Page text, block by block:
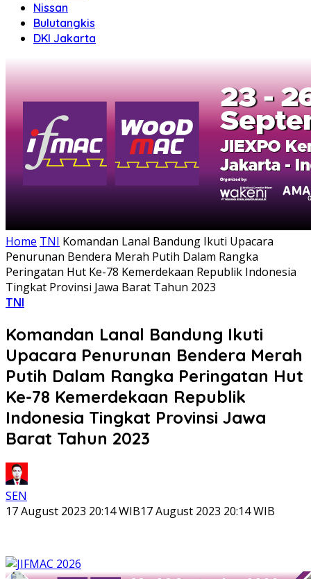
Nissan
Bulutangkis
DKI Jakarta
Home TNI Komandan Lanal Bandung Ikuti Upacara
Penurunan Bendera Merah Putih Dalam Rangka
Peringatan Hut Ke-78 Kemerdekaan Republik Indonesia
Tingkat Provinsi Jawa Barat Tahun 2023
TNI
Komandan Lanal Bandung Ikuti
Upacara Penurunan Bendera Merah
Putih Dalam Rangka Peringatan Hut
Ke-78 Kemerdekaan Republik
Indonesia Tingkat Provinsi Jawa
Barat Tahun 2023
SEN
17 August 2023 20:14 WIB17 August 2023 20:14 WIB